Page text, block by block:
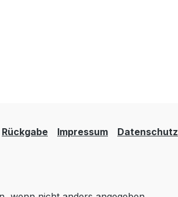
Rückgabe Impressum Datenschutz